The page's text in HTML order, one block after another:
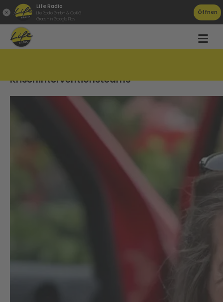
Life Radio
Life Radio GmbH & Co.KG
Gratis - in Google Play
Öffnen
Kriseninterventionsteams